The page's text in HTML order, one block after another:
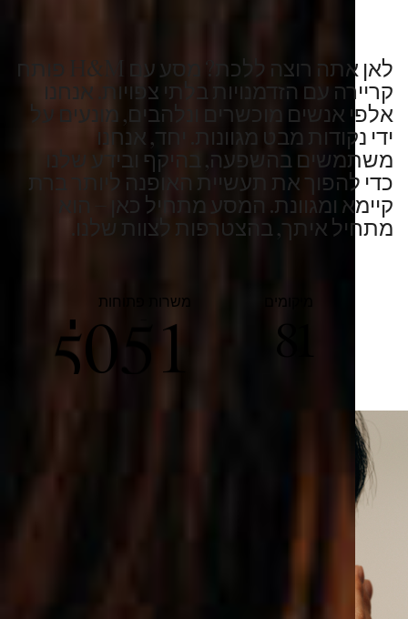
קריירה עם הזדמנויות בלתי צפויות. אנחנו
אלפי אנשים מוכשרים ונלהבים, מונעים על
ידי נקודות מבט מגוונות. יחד, אנחנו
משתמשים בהשפעה, בהיקף ובידע שלנו
כדי להפוך את תעשיית האופנה ליותר ברת
קיימא ומגוונת. המסע מתחיל כאן – הוא
מתחיל איתך, בהצטרפות לצוות שלנו.
משרות פתוחות
0
1
0
1
2
3
4
0
0
1
2
3
4
5
מיקומים
81